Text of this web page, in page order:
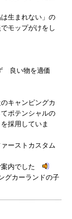
生まれない」の
モップがけをし
良い物を適価
キャンピングカ
ポテンシャルの
採用していま
ーストカスタム
案内でした
グカーランドの子